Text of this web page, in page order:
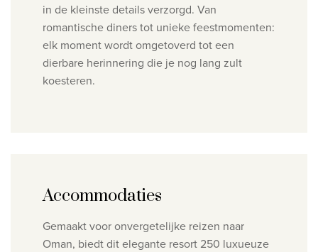
in de kleinste details verzorgd. Van
romantische diners tot unieke feestmomenten:
elk moment wordt omgetoverd tot een
dierbare herinnering die je nog lang zult
koesteren.
Accommodaties
Gemaakt voor onvergetelijke reizen naar
Oman, biedt dit elegante resort 250 luxueuze